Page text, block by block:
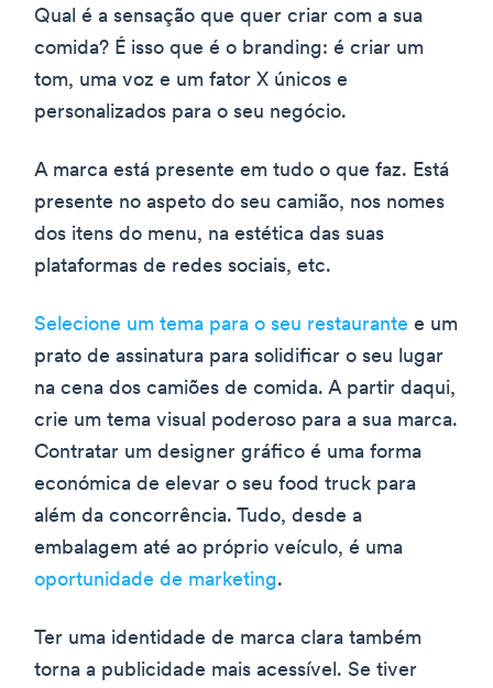
Qual é a sensação que quer criar com a sua
comida? É isso que é o branding: é criar um
tom, uma voz e um fator X únicos e
personalizados para o seu negócio.
A marca está presente em tudo o que faz. Está
presente no aspeto do seu camião, nos nomes
dos itens do menu, na estética das suas
plataformas de redes sociais, etc.
Selecione um tema para o seu restaurante e um
prato de assinatura para solidificar o seu lugar
na cena dos camiões de comida. A partir daqui,
crie um tema visual poderoso para a sua marca.
Contratar um designer gráfico é uma forma
económica de elevar o seu food truck para
além da concorrência. Tudo, desde a
embalagem até ao próprio veículo, é uma
oportunidade de marketing.
Ter uma identidade de marca clara também
torna a publicidade mais acessível. Se tiver